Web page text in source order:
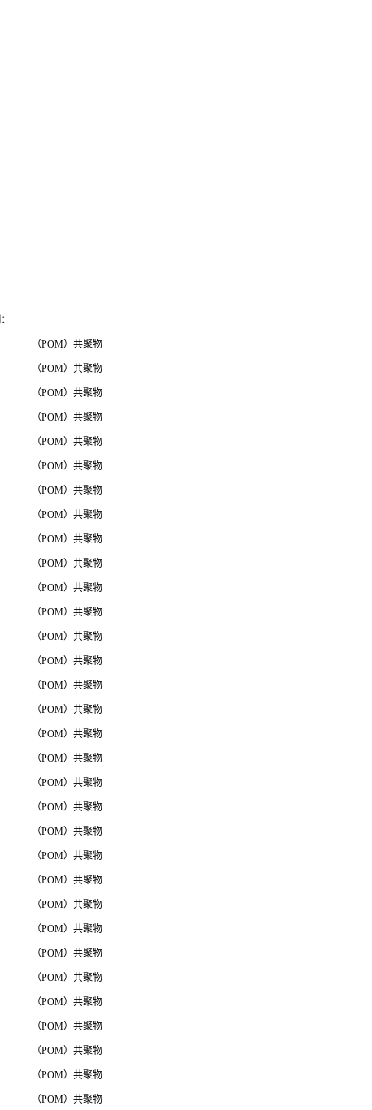
：
（POM）共聚物
（POM）共聚物
（POM）共聚物
（POM）共聚物
（POM）共聚物
（POM）共聚物
（POM）共聚物
（POM）共聚物
（POM）共聚物
（POM）共聚物
（POM）共聚物
（POM）共聚物
（POM）共聚物
（POM）共聚物
（POM）共聚物
（POM）共聚物
（POM）共聚物
（POM）共聚物
（POM）共聚物
（POM）共聚物
（POM）共聚物
（POM）共聚物
（POM）共聚物
（POM）共聚物
（POM）共聚物
（POM）共聚物
（POM）共聚物
（POM）共聚物
（POM）共聚物
（POM）共聚物
（POM）共聚物
（POM）共聚物